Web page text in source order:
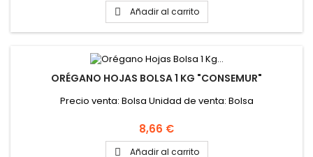
 Añadir al carrito
ORÉGANO HOJAS BOLSA 1 KG "CONSEMUR"
Precio venta: Bolsa Unidad de venta: Bolsa
Precio
8,66 €
 Añadir al carrito